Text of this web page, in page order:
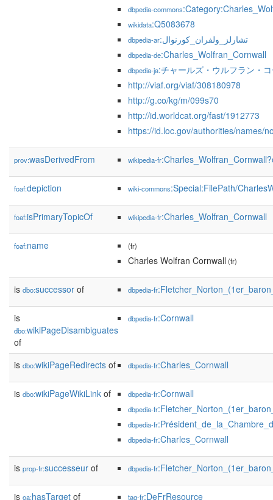
dbpedia-commons
wikidata:Q5083678
dbpedia-ar :تشارلز_ولفران_كورنوال
dbpedia-de:Charles_Wolfran_Cornwall
dbpedia-ja:チャールズ・ウルフラン・
http://viaf.org/viaf/308180978
http://g.co/kg/m/099s70
http://id.worldcat.org/fast/1912773
https://id.loc.gov/authorities/names/
prov:wasDerivedFrom wikipedia-fr
foaf:depiction wiki-commons:Special:FilePath/
foaf:isPrimaryTopicOf wikipedia-fr:Charles_Wolfran_Cornwall
foaf:name (fr)
Charles Wolfran Cornwall (fr)
is dbo:successor of dbpedia-fr
is
dbo:wikiPageDisambiguates
of
dbpedia-fr:Cornwall
is dbo:wikiPageRedirects of dbpedia-fr:Charles_Cornwall
is dbo:wikiPageWikiLink of dbpedia-fr:Cornwall
dbpedia-fr
dbpedia-fr
dbpedia-fr:Charles_Cornwall
is prop-fr:successeur of dbpedia-fr
is oa:hasTarget of tag-fr:DeFrResource